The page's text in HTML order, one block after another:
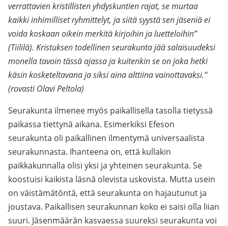
verrattavien kristillisten yhdyskuntien rajat, se murtaa
kaikki inhimilliset ryhmittelyt, ja siitä syystä sen jäseniä ei
voida koskaan oikein merkitä kirjoihin ja luetteloihin”
(Tiililä). Kristuksen todellinen seurakunta jää salaisuudeksi
monella tavoin tässä ajassa ja kuitenkin se on joka hetki
käsin kosketeltavana ja siksi ainaalttiina vainottavaksi.”
(rovasti Olavi Peltola)
Seurakunta ilmenee myös paikallisella tasolla tietyssä
paikassa tiettynä aikana. Esimerkiksi Efeson
seurakunta oli paikallinen ilmentymä universaalista
seurakunnasta. Ihanteena on, että kullakin
paikkakunnalla olisi yksi ja yhteinen seurakunta. Se
koostuisi kaikista läsnä olevista uskovista. Mutta usein
on väistämätöntä, että seurakunta on hajautunut ja
joustava. Paikallisen seurakunnan koko ei saisi olla liian
suuri. Jäsenmäärän kasvaessa suureksi seurakunta voi